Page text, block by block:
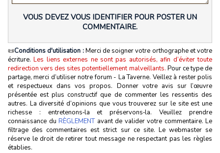
VOUS DEVEZ VOUS IDENTIFIER POUR POSTER UN
COMMENTAIRE.
📜Conditions d'utilisation :Merci de soigner votre orthographe et votre
écriture.Les liens externes ne sont pas autorisés, afin d’éviter toute
redirection vers des sites potentiellement malveillants. Pour ce type de
partage, merci d’utiliser notre forum - La Taverne. Veillez à rester polis
et respectueux dans vos propos. Donner votre avis sur l’œuvre
présentée est plus constructif que de commenter les ressentis des
autres. La diversité d’opinions que vous trouverez sur le site est une
richesse : entretenons‑la et préservons‑la. Veuillez prendre
connaissance du RÈGLEMENTavant de valider votre commentaire. Le
filtrage des commentaires est strict sur ce site. Le webmaster se
réserve le droit de retirer tout message ne respectant pas les règles
établies.